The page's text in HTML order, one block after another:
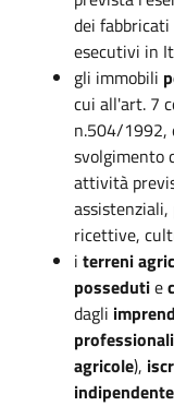
dei
esecutivi in
gli immobili
cui all'art. 7
n.504/1992,
svolgimento
attività
ricettive,
i terreni
possedutie
dagli
professionali
agricole),